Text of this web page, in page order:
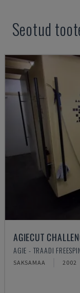
Seotud
AGIECUT
AGIE - TRAADI
SAKSAMAA 2002